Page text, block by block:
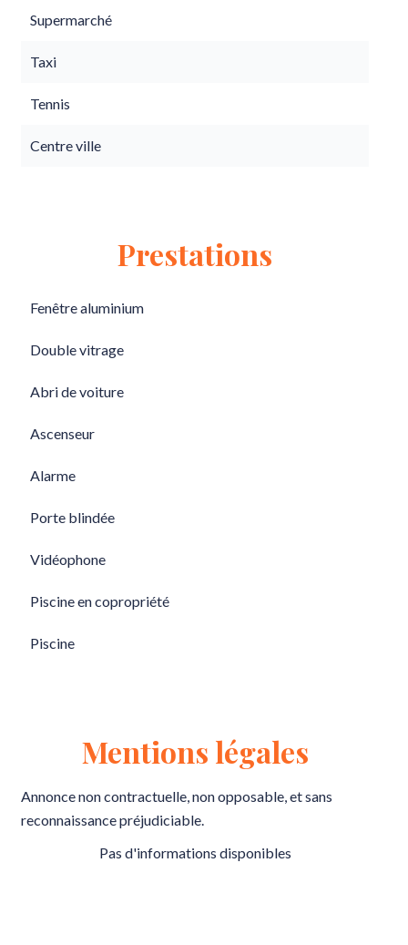
Supermarché
Taxi
Tennis
Centre ville
Prestations
Fenêtre aluminium
Double vitrage
Abri de voiture
Ascenseur
Alarme
Porte blindée
Vidéophone
Piscine en copropriété
Piscine
Mentions légales
Annonce non contractuelle, non opposable, et sans
reconnaissance préjudiciable.
Pas d'informations disponibles